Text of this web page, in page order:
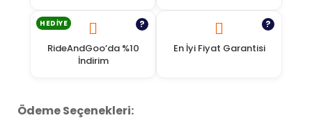
HEDIYE
RideAndGoo’da %10
İndirim
?
En İyi Fiyat Garantisi
?
Ödeme Seçenekleri: